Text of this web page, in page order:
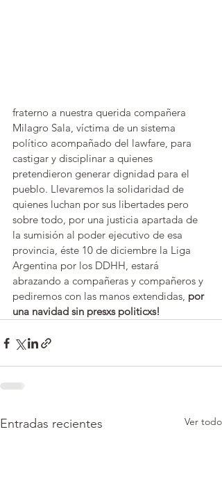
fraterno a nuestra querida compañera
Milagro Sala, víctima de un sistema
político acompañado del lawfare, para
castigar y disciplinar a quienes
pretendieron generar dignidad para el
pueblo. Llevaremos la solidaridad de
quienes luchan por sus libertades pero
sobre todo, por una justicia apartada de
la sumisión al poder ejecutivo de esa
provincia, éste 10 de diciembre la Liga
Argentina por los DDHH, estará
abrazando a compañeras y compañeros y
pediremos con las manos extendidas, por
una navidad sin presxs politicxs!
Entradas recientes Ver todo